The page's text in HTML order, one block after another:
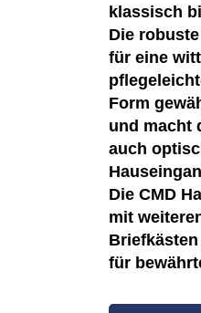
klassisch
Die
für eine
Form
und macht
auch
Die CMD
mit
für